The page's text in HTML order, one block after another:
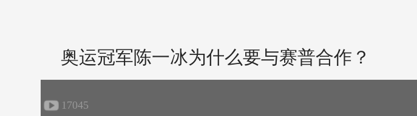
奥运冠军陈一冰为什么要与赛普合作？
17045